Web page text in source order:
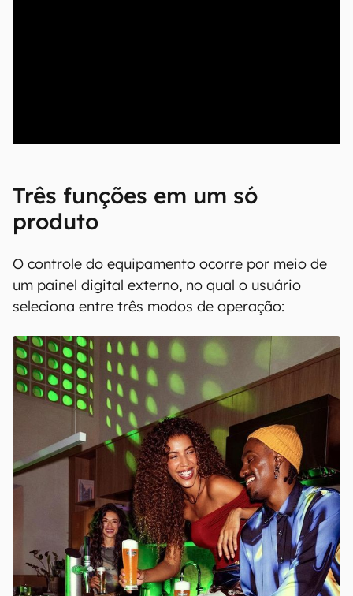
Três funções em um só
produto
O controle do equipamento ocorre por meio de
um painel digital externo, no qual o usuário
seleciona entre três modos de operação: